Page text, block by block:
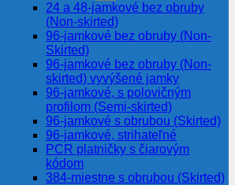
24 a 48-jamkové bez obruby
(Non-skirted)
96-jamkové bez obruby (Non-
Skirted)
96-jamkové bez obruby (Non-
skirted) vyvýšené jamky
96-jamkové, s polovičným
profilom (Semi-skirted)
96-jamkové s obrubou (Skirted)
96-jamkové, strihateľné
PCR platničky s čiarovým
kódom
384-miestne s obrubou (Skirted)